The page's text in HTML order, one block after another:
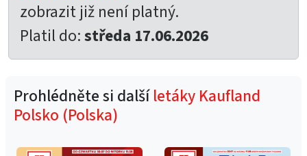
zobrazit již není platný.
Platil do:středa 17.06.2026
Prohlédněte si dalšíletáky Kaufland
Polsko (Polska)